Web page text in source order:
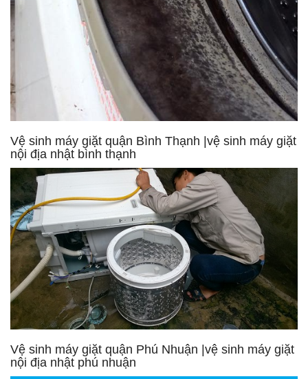
Vệ sinh máy giặt quận Bình Thạnh |vệ sinh máy giặt
nội địa nhật bình thạnh
Vệ sinh máy giặt quận Phú Nhuận |vệ sinh máy giặt
nội địa nhật phú nhuận